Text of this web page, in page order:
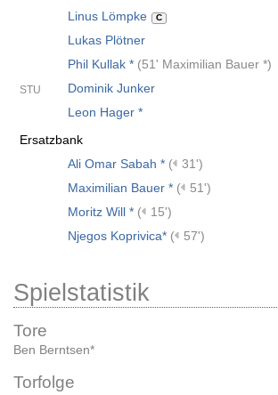
Linus Lömpke
C
Lukas Plötner
Phil Kullak * (51' Maximilian Bauer *)
STU
Dominik Junker
Leon Hager *
Ersatzbank
Ali Omar Sabah * (
31')
Maximilian Bauer * (
51')
Moritz Will * (
15')
Njegos Koprivica* ( 57')
Spielstatistik
Tore
Ben Berntsen*
Torfolge